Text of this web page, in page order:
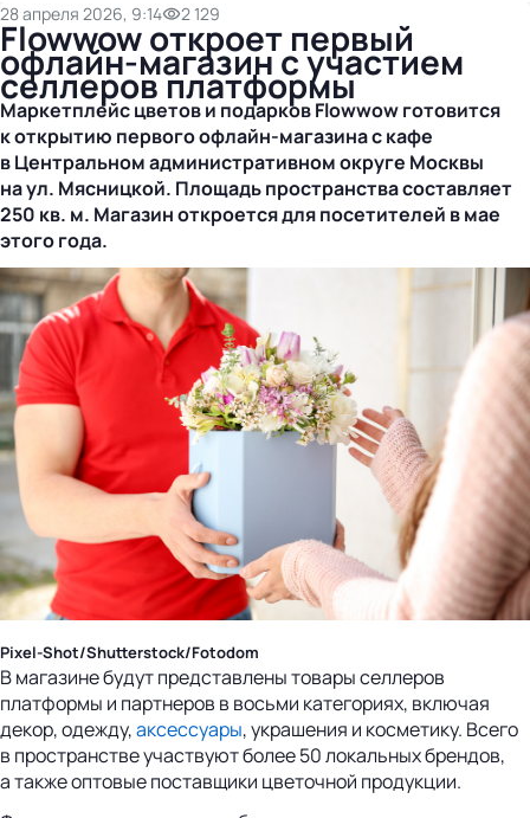
28 апреля 2026, 9:14 2 129
Flowwow откроет первый
офлайн-магазин с участием
селлеров платформы
Маркетплейс цветов и подарков Flowwow готовится
к открытию первогоофлайн-магазинас кафе
в Центральном административном округе Москвы
на ул. Мясницкой. Площадь пространства составляет
250 кв. м. Магазин откроется для посетителей в мае
этого года.
Pixel-Shot/Shutterstock/Fotodom
В магазине будут представлены товары селлеров
платформы и партнеров в восьми категориях, включая
декор, одежду,аксессуары, украшения и косметику. Всего
в пространстве участвуют более 50 локальных брендов,
а также оптовые поставщики цветочной продукции.